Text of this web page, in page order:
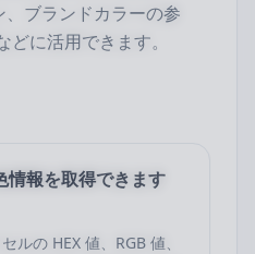
ブランドカラーの参
に活用できます。
情報を取得できます
ルの HEX 値、RGB 値、